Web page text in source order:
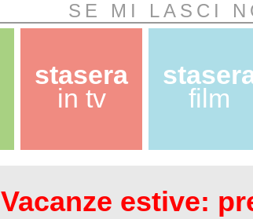
SE MI LASCI
stasera
in tv
film
Vacanze estive: